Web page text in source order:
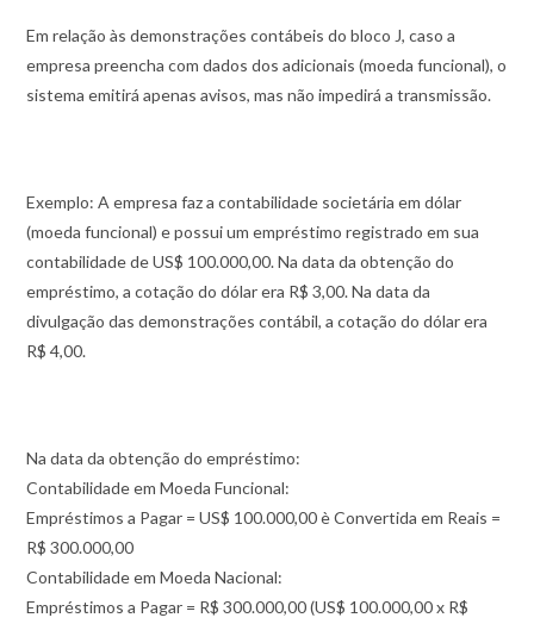
Em relação às demonstrações contábeis do bloco J, caso a
empresa preencha com dados dos adicionais (moeda funcional), o
sistema emitirá apenas avisos, mas não impedirá a transmissão.
Exemplo: A empresa faz a contabilidade societária em dólar
(moeda funcional) e possui um empréstimo registrado em sua
contabilidade de US$ 100.000,00. Na data da obtenção do
empréstimo, a cotação do dólar era R$ 3,00. Na data da
divulgação das demonstrações contábil, a cotação do dólar era
R$ 4,00.
Na data da obtenção do empréstimo:
Contabilidade em Moeda Funcional:
Empréstimos a Pagar = US$ 100.000,00 è Convertida em Reais =
R$ 300.000,00
Contabilidade em Moeda Nacional:
Empréstimos a Pagar = R$ 300.000,00 (US$ 100.000,00 x R$